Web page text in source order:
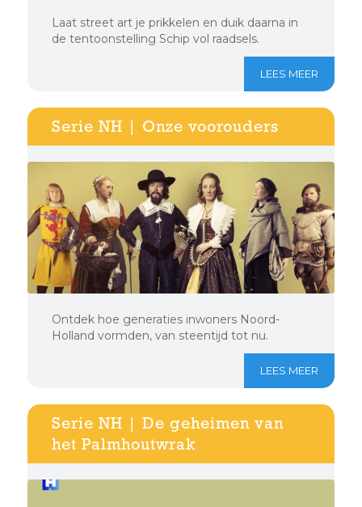
Laat street art je prikkelen en duik daarna in
de tentoonstelling Schip vol raadsels.
LEES MEER
Serie NH | Onze voorouders
Ontdek hoe generaties inwoners Noord-
Holland vormden, van steentijd tot nu.
LEES MEER
Serie NH | De geheimen van
het Palmhoutwrak